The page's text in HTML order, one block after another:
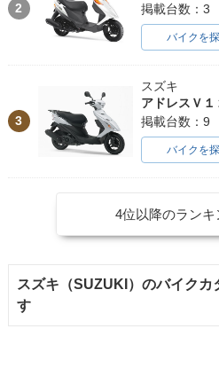
2
掲載台数：3
バイクを
3
スズキ
アドレスＶ１
掲載台数：9
バイクを
4位以降のランキ
スズキ（SUZUKI）のバイクカ
す